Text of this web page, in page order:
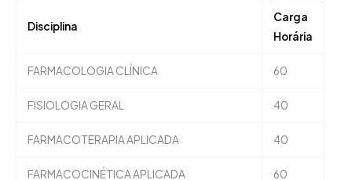
Disciplina
Carga
Horária
FARMACOLOGIA CLÍNICA 60
FISIOLOGIA GERAL 40
FARMACOTERAPIA APLICADA 40
FARMACOCINÉTICA APLICADA 60